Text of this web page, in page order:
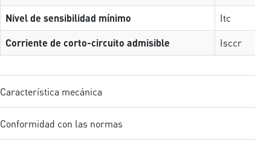
Nivel de sensibilidad mínimo Itc
Corriente de corto-circuito admisible
Isccr
Característica mecánica
Conformidad con las normas